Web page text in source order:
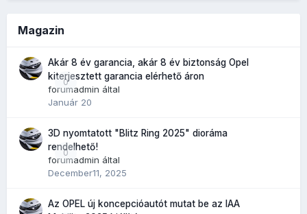
Magazin
0
Akár 8 év garancia, akár 8 év biztonság Opel
kiterjesztett garancia elérhető áron
forumadmin által
Január 20
0
3D nyomtatott "Blitz Ring 2025" dioráma
rendelhető!
forumadmin által
December11, 2025
Az OPEL új koncepcióautót mutat be az IAA